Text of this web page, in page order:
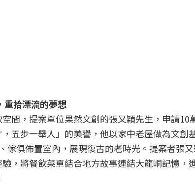
重拾漂流的夢想
間，提案單位果然文創的張又穎先生，申請10
五步一舉人」的美譽，他以家中老屋做為文創
傢俱佈置室內，展現復古的老時光。提案者張
，將餐飲菜單結合地方故事連結大龍峒記憶，